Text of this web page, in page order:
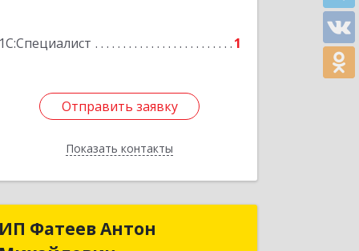
1С:Специалист 1
Отправить заявку
Показать контакты
Подробнее
Отправить заявку
Назад
ИП Фатеев АнтонИП Фатеев Антон